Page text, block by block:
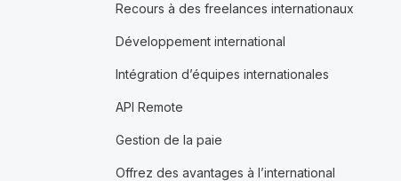
Recours à des freelances internationaux
Développement international
Intégration d’équipes internationales
API Remote
Gestion de la paie
Offrez des avantages à l’international